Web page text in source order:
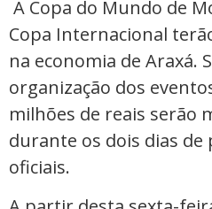
A Copa do Mundo de
Copa Internacional
na economia de Araxá.
organização dos
milhões de reais serão
durante os dois dias de
oficiais.